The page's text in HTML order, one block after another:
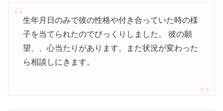
生年月日のみで彼の性格や付き合っていた時の様
子を当てられたのでびっくりしました。 彼の願
望、、心当たりがあります。また状況が変わった
ら相談しにきます。